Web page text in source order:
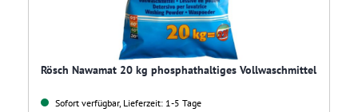
Rösch Nawamat 20 kg phosphathaltiges Vollwaschmittel
Sofort verfügbar, Lieferzeit: 1-5 Tage